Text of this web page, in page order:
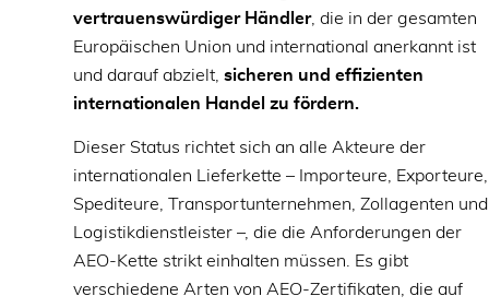
vertrauenswürdiger Händler, die in der gesamten
Europäischen Union und international anerkannt ist
und darauf abzielt,sicheren und effizienten
internationalen Handel zu fördern.
Dieser Status richtet sich an alle Akteure der
internationalen Lieferkette – Importeure, Exporteure,
Spediteure, Transportunternehmen, Zollagenten und
Logistikdienstleister –, die die Anforderungen der
AEO-Kette strikt einhalten müssen. Es gibt
verschiedene Arten von AEO-Zertifikaten, die auf